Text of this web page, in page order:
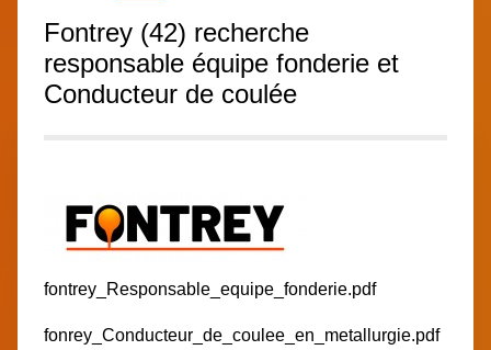
Fontrey (42) recherche
responsable équipe fonderie et
Conducteur de coulée
fontrey_Responsable_equipe_fonderie.pdf
fonrey_Conducteur_de_coulee_en_metallurgie.pdf